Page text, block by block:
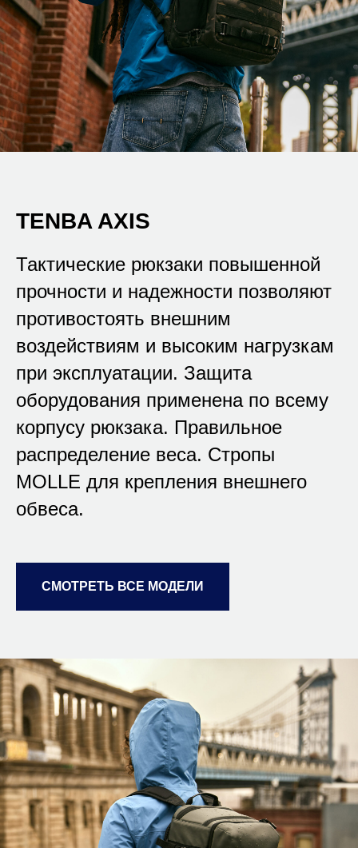
TENBA AXIS
Тактические рюкзаки повышенной
прочности и надежности позволяют
противостоять внешним
воздействиям и высоким нагрузкам
при эксплуатации. Защита
оборудования применена по всему
корпусу рюкзака. Правильное
распределение веса. Стропы
MOLLE для крепления внешнего
обвеса.
СМОТРЕТЬ ВСЕ МОДЕЛИ